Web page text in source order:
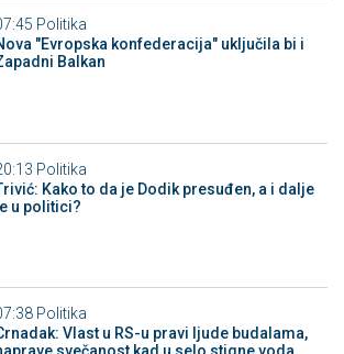
Politika
"Evropska konfederacija" uključila bi i
Balkan
Politika
Kako to da je Dodik presuđen, a i dalje
u politici?
Politika
Vlast u RS-u pravi ljude budalama,